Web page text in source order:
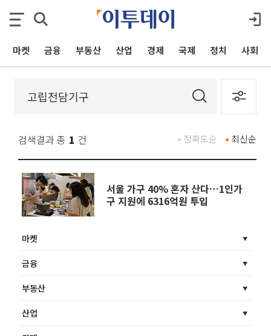
마켓 금융 부동산 산업 경제 국제 정치 사회
검색결과 총 1 건 최신순
정확도순
서울 가구 40% 혼자 산다…1인가
구 지원에 6316억원 투입
마켓
금융
부동산
산업